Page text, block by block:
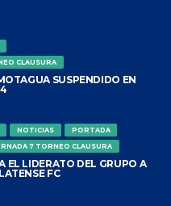
CLAUSURA
SUSPENDIDO EN
NOTICIAS
PORTADA
7 TORNEO CLAUSURA
EL LIDERATO DEL GRUPO A
FC